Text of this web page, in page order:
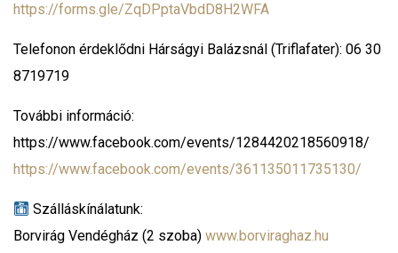
https://forms.gle/ZqDPptaVbdD8H2WFA
Telefonon érdeklődni Hárságyi Balázsnál (Triflafater): 06 30
8719719
További információ:
https://www.facebook.com/events/1284420218560918/
https://www.facebook.com/events/361135011735130/
Szálláskínálatunk:
Borvirág Vendégház (2 szoba) www.borviraghaz.hu